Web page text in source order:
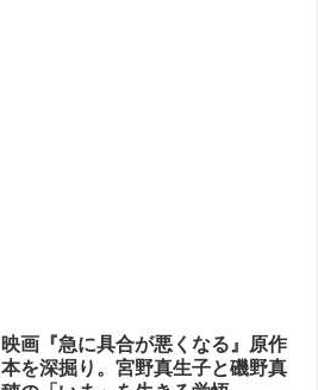
映画『急に具合が悪くなる』原作
本を深掘り。宮野真生子と磯野真